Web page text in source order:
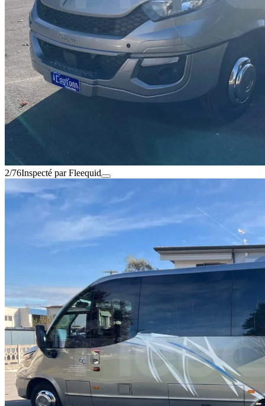
2/76Inspecté par Fleequid